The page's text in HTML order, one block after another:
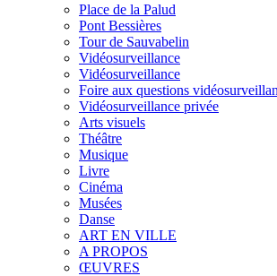
Place de la Palud
Pont Bessières
Tour de Sauvabelin
Vidéosurveillance
Vidéosurveillance
Foire aux questions
Vidéosurveillance privée
Arts visuels
Théâtre
Musique
Livre
Cinéma
Musées
Danse
ART EN VILLE
A PROPOS
ŒUVRES